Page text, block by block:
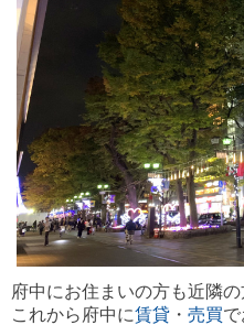
府中にお住まいの方も近隣の
これから府中に賃貸 ・ 売買